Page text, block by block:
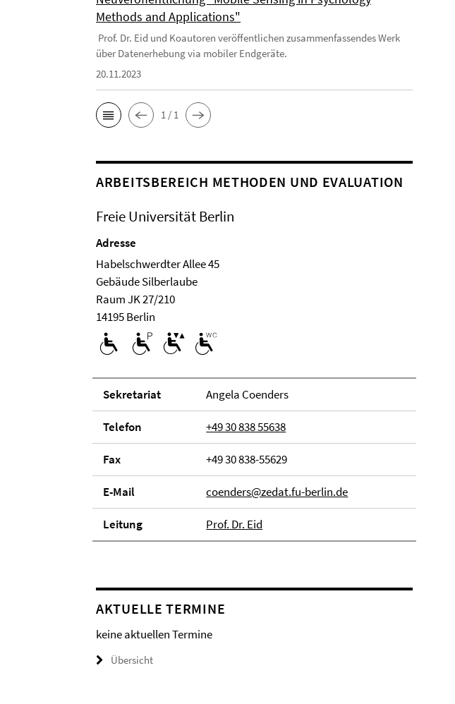
Methods and Applications"
Prof. Dr. Eid und Koautoren veröffentlichen zusammenfassendes Werk
über Datenerhebung via mobiler Endgeräte.
20.11.2023
1 / 1
ARBEITSBEREICH METHODEN UND EVALUATION
Freie Universität Berlin
Adresse
Habelschwerdter Allee 45
Ge­bäude Silberlaube
Raum JK 27/210
14195 Berlin
Se­kre­ta­ri­at Angela Coenders
Telefon +49 30 838 55638
Fax +49 30 838-55629
E-Mail coenders@zedat.fu-berlin.de
Lei­tung Prof. Dr. Eid
AKTUELLE TERMINE
keine aktuellen Termine
Übersicht